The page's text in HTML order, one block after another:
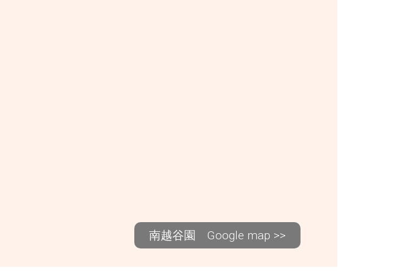
南越谷園 Google map >>